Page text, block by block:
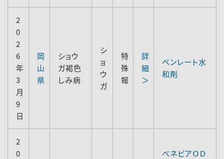
2
0
2
6
年
3
月
9
日
岡
山
県
ショウ
ガ褐色
しみ病
シ
ョ
ウ
ガ
特
殊
報
詳
細
＞
ベンレート水
和剤
2
0
べネビアＯＤ